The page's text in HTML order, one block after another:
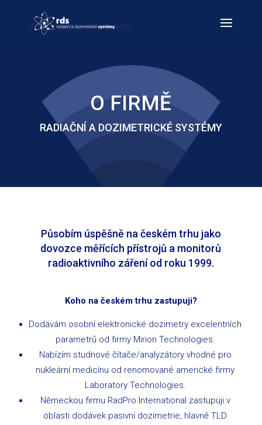
O FIRMĚ
RADIAČNÍ A DOZIMETRICKÉ SYSTÉMY
Působím úspěšně na českém trhu jako
dovozce měřících přístrojů a monitorů
radioaktivního záření od roku 1999.
Koho na českém trhu zastupuji?
Dodávám osobní elektronické dozimetry excelentních
parametrů od firmy Mirion Technologies.
Nabízím studnové čítače/analyzátory vhodné pro
nukleární medicínu od renomované americké firmy
Laboratory Technologies.
Německou firmu RadPro International zastupuji v
oblasti dodávek pasivní dozimetrie, hlavně TLD